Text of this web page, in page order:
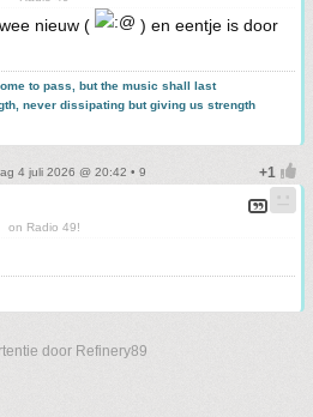
nieuw (
) en eentje is door
to pass, but the music shall last
never dissipating but giving us strength
4 juli 2026 @ 20:42 • 9
on Radio 49!
door Refinery89